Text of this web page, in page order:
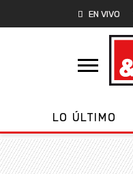
EN VIVO
LO ÚLTIMO